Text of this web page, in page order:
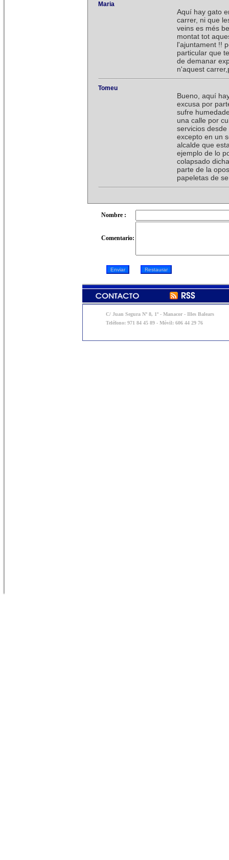
Maria
Aquí hay gato
carrer, ni que
veins es més
montat tot
l'ajuntament !!
particular que
de demanar
n'aquest
Tomeu
Bueno, aquí
excusa por
sufre
una calle por
servicios
excepto en un
alcalde que
ejemplo de lo
colapsado
parte de la
papeletas de
Nombre :
Comentario:
C/ Juan Segura Nº 8, 1º - Manacor - Illes Balears
Teléfono: 971 84 45 89 - Móvil: 606 44 29 76